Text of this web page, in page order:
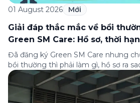
01 August 2026 Mới
Giải đáp thắc mắc về bồi
Green SM Care: Hồ sơ, thời
hỗ trợ
Đã đăng ký Green SM Care nhưng
bồi thường thì phải làm gì, hồ sơ ra
nhận bảo hiểm tìm ở đâu? Bài viết
câu hỏi thường gặp nhất về quy trình
của Green […]